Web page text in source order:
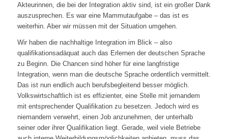
Akteurinnen, die bei der Integration aktiv sind, ist ein großer Dank
auszusprechen. Es war eine Mammutaufgabe – das ist es
weiterhin. Aber wir müssen mit der Situation umgehen.
Wir haben die nachhaltige Integration im Blick – also
qualifikationsadäquat auch das Erlernen der deutschen Sprache
zu Beginn. Die Chancen sind höher für eine langfristige
Integration, wenn man die deutsche Sprache ordentlich vermittelt.
Das ist nun endlich auch berufsbegleitend besser möglich.
Volkswirtschaftlich ist es effizienter, eine Stelle mit jemandem
mit entsprechender Qualifikation zu besetzen. Jedoch wird es
niemandem verwehrt, einen Job anzunehmen, der unterhalb
seiner oder ihrer Qualifikation liegt. Gerade, weil viele Betriebe